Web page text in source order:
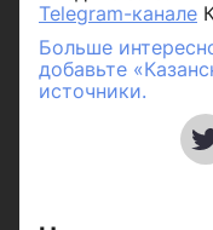
Telegram-канале
Больше
добавьте
источники.